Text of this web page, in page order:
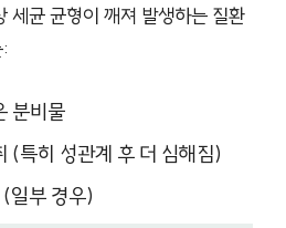
세균 균형이 깨져 발생하는 질환
분비물
(특히 성관계 후 더 심해짐)
일부 경우)